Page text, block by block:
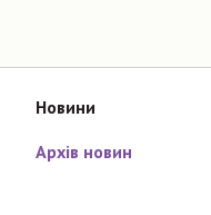
Новини
Архів новин